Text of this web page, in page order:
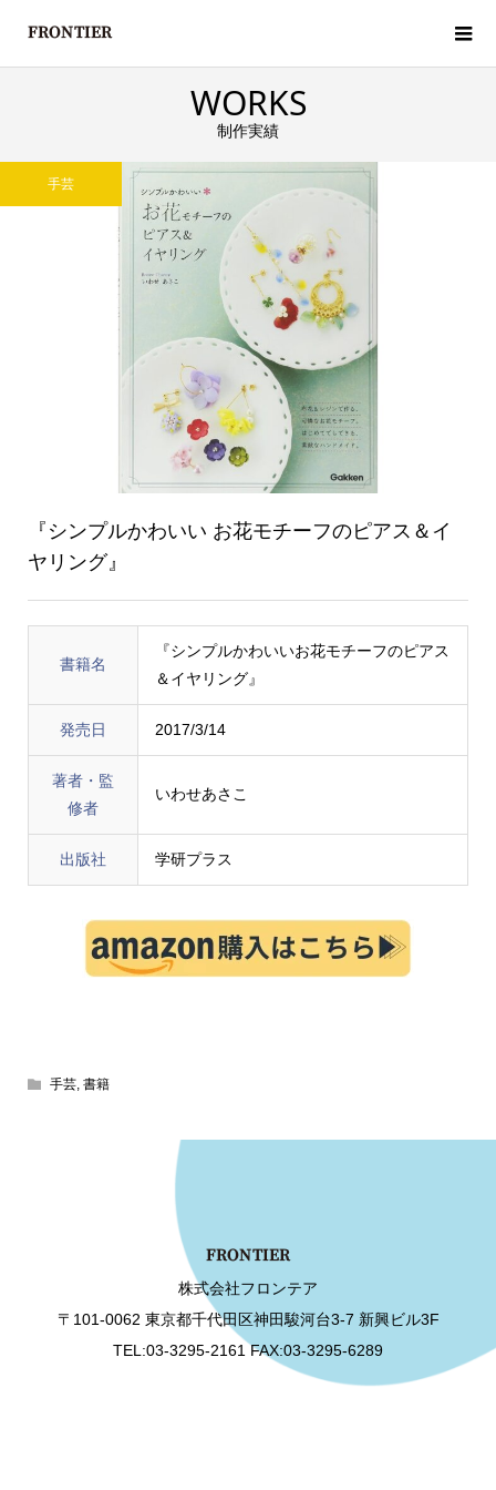
WORKS
制作実績
手芸
『シンプルかわいい お花モチーフのピアス＆イ
ヤリング』
書籍名
『シンプルかわいいお花モチーフのピアス
＆イヤリング』
発売日 2017/3/14
著者・監
修者
いわせあさこ
出版社 学研プラス
手芸, 書籍
株式会社フロンテア
〒101-0062 東京都千代田区神田駿河台3-7 新興ビル3F
TEL:03-3295-2161 FAX:03-3295-6289